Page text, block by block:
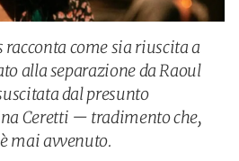
come sia riuscita a
alla separazione da Raoul
dal presunto
Ceretti — tradimento che,
mai avvenuto.